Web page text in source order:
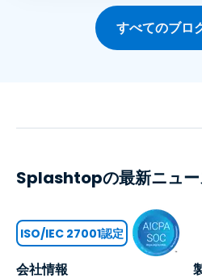
すべてのブロ
会社情報
Splashtopの最新ニュー
ISO/IEC 27001認定